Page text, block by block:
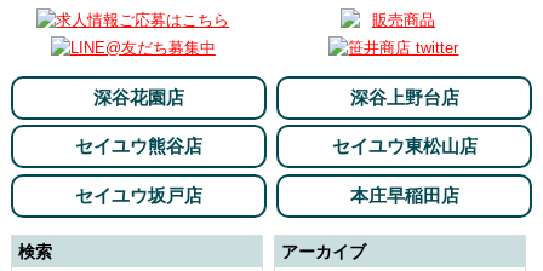
深谷花園店 深谷上野台店
セイユウ熊谷店 セイユウ東松山店
セイユウ坂戸店 本庄早稲田店
検索 アーカイブ